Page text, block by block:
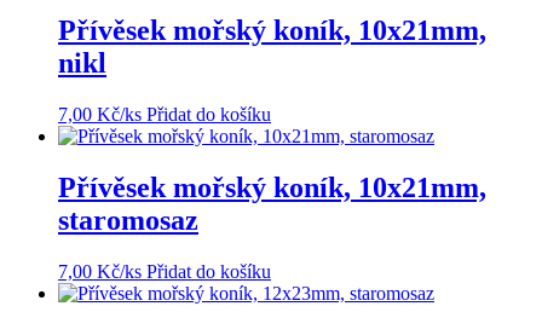
Přívěsek mořský koník, 10x21mm,
nikl
7,00 Kč/ks Přidat do košíku
Přívěsek mořský koník, 10x21mm,
staromosaz
7,00 Kč/ks Přidat do košíku